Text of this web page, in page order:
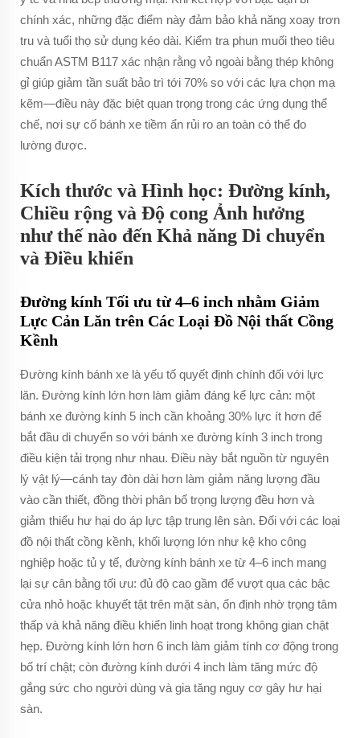
chính xác, những đặc điểm này đảm bảo khả năng xoay trơn
tru và tuổi thọ sử dụng kéo dài. Kiểm tra phun muối theo tiêu
chuẩn ASTM B117 xác nhận rằng vỏ ngoài bằng thép không
gỉ giúp giảm tần suất bảo trì tới 70% so với các lựa chọn mạ
kẽm—điều này đặc biệt quan trọng trong các ứng dụng thể
chế, nơi sự cố bánh xe tiềm ẩn rủi ro an toàn có thể đo
lường được.
Kích thước và Hình học: Đường kính,
Chiều rộng và Độ cong Ảnh hưởng
như thế nào đến Khả năng Di chuyển
và Điều khiển
Đường kính Tối ưu từ 4–6 inch nhằm Giảm
Lực Cản Lăn trên Các Loại Đồ Nội thất Cồng
Kềnh
Đường kính bánh xe là yếu tố quyết định chính đối với lực
lăn. Đường kính lớn hơn làm giảm đáng kể lực cản: một
bánh xe đường kính 5 inch cần khoảng 30% lực ít hơn để
bắt đầu di chuyển so với bánh xe đường kính 3 inch trong
điều kiện tải trọng như nhau. Điều này bắt nguồn từ nguyên
lý vật lý—cánh tay đòn dài hơn làm giảm năng lượng đầu
vào cần thiết, đồng thời phân bổ trọng lượng đều hơn và
giảm thiểu hư hại do áp lực tập trung lên sàn. Đối với các loại
đồ nội thất cồng kềnh, khối lượng lớn như kệ kho công
nghiệp hoặc tủ y tế, đường kính bánh xe từ 4–6 inch mang
lại sự cân bằng tối ưu: đủ độ cao gầm để vượt qua các bậc
cửa nhỏ hoặc khuyết tật trên mặt sàn, ổn định nhờ trọng tâm
thấp và khả năng điều khiển linh hoạt trong không gian chật
hẹp. Đường kính lớn hơn 6 inch làm giảm tính cơ động trong
bố trí chật; còn đường kính dưới 4 inch làm tăng mức độ
gắng sức cho người dùng và gia tăng nguy cơ gây hư hại
sàn.